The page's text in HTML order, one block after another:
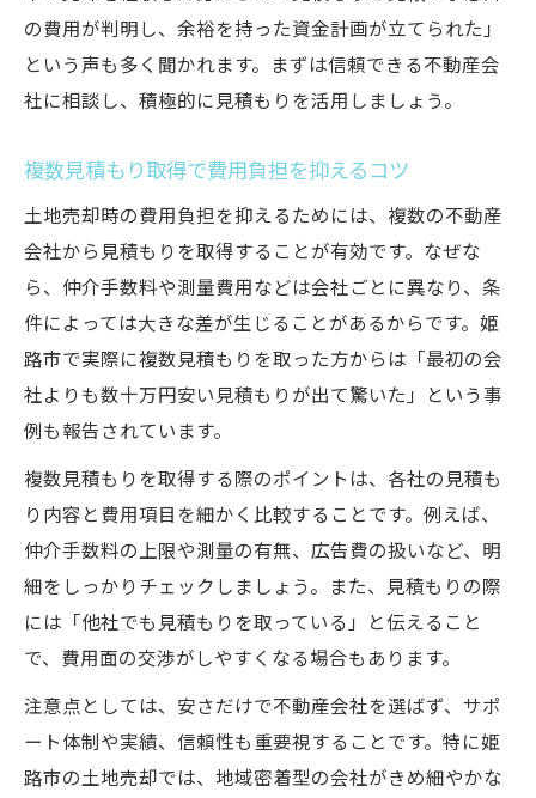
の費用が判明し、余裕を持った資金計画が立てられた」
という声も多く聞かれます。まずは信頼できる不動産会
社に相談し、積極的に見積もりを活用しましょう。
複数見積もり取得で費用負担を抑えるコツ
土地売却時の費用負担を抑えるためには、複数の不動産
会社から見積もりを取得することが有効です。なぜな
ら、仲介手数料や測量費用などは会社ごとに異なり、条
件によっては大きな差が生じることがあるからです。姫
路市で実際に複数見積もりを取った方からは「最初の会
社よりも数十万円安い見積もりが出て驚いた」という事
例も報告されています。
複数見積もりを取得する際のポイントは、各社の見積も
り内容と費用項目を細かく比較することです。例えば、
仲介手数料の上限や測量の有無、広告費の扱いなど、明
細をしっかりチェックしましょう。また、見積もりの際
には「他社でも見積もりを取っている」と伝えること
で、費用面の交渉がしやすくなる場合もあります。
注意点としては、安さだけで不動産会社を選ばず、サポ
ート体制や実績、信頼性も重要視することです。特に姫
路市の土地売却では、地域密着型の会社がきめ細やかな